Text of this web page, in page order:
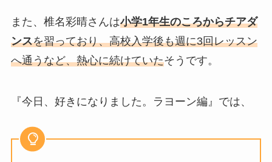
また、椎名彩晴さんは小学1年生のころからチアダ
ンスを習っており、高校入学後も週に3回レッスン
へ通うなど、熱心に続けていたそうです。
『今日、好きになりました。ラヨーン編』では、